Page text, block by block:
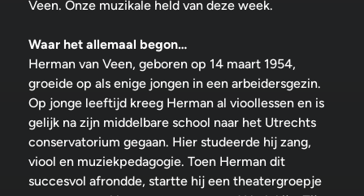
Veen. Onze muzikale held van deze week.
Waar het allemaal begon…
Herman van Veen, geboren op 14 maart 1954,
groeide op als enige jongen in een arbeidersgezin.
Op jonge leeftijd kreeg Herman al vioollessen en is
gelijk na zijn middelbare school naar het Utrechts
conservatorium gegaan. Hier studeerde hij zang,
viool en muziekpedagogie. Toen Herman dit
succesvol afrondde, startte hij een theatergroepje